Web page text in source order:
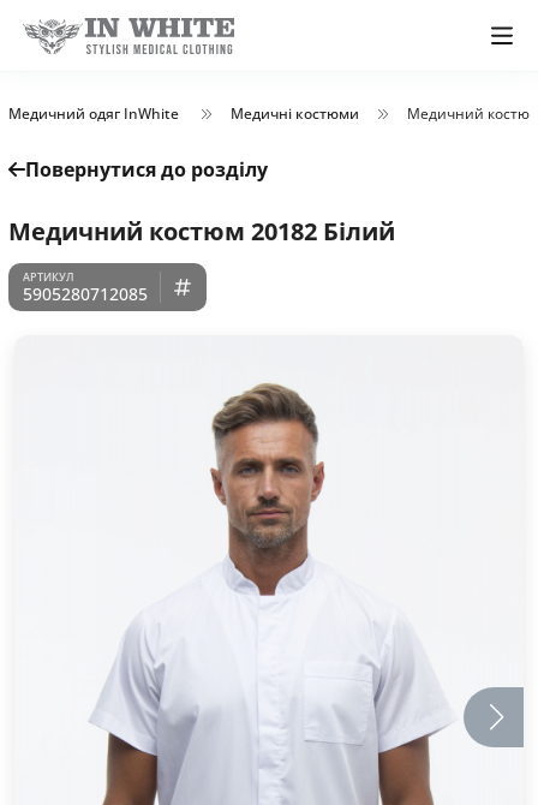
Медичний одяг InWhite Медичні костюми Медичний
Повернутися до розділу
Медичний костюм 20182 Білий
5905280712085